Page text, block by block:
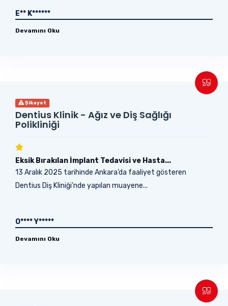
E** K******
Devamını Oku
Şikayet
Dentius Klinik - Ağız ve Diş Sağlığı
Polikliniği
Eksik Bırakılan İmplant Tedavisi ve Hasta...
13 Aralık 2025 tarihinde Ankara’da faaliyet gösteren
Dentius Diş Kliniği’nde yapılan muayene...
O**** Y*****
Devamını Oku